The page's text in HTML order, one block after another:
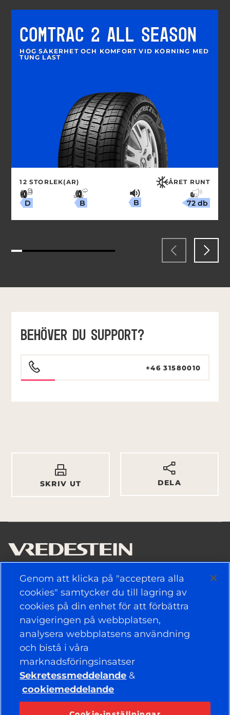
COMTRAC 2 ALL SEASON
HÖG SÄKERHET OCH KOMFORT VID KÖRNING MED
TUNG LAST
12 STORLEK(AR) ÅRET RUNT
D B B 72 db
BEHÖVER DU SUPPORT?
+46 31580010
SKRIV UT DELA
ANVÄNDBARA LÄNKAR
DÄCK
POLITIK
FÖRETAG
HÅLL DIG UPPDATERAD
Genom att klicka på "acceptera alla
cookies" samtycker du till lagring av
cookies på din enhet för att förbättra
navigeringen på webbplatsen,
analysera webbplatsens användning
och bistå i våra
marknadsföringsinsatser
Sekretessmeddelande &
cookiemeddelande